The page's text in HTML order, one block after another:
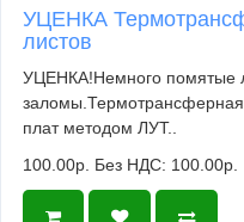
УЦЕНКА
листов
УЦЕНКА!Немного помятые
плат методом ЛУТ..
100.00р. Без НДС: 100.00р.